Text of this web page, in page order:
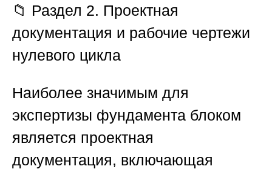
📁 Раздел 2. Проектная
документация и рабочие чертежи
нулевого цикла
Наиболее значимым для
экспертизы фундамента блоком
является проектная
документация, включающая